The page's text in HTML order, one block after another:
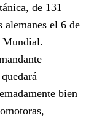
de 131
alemanes el 6 de
Mundial.
bien